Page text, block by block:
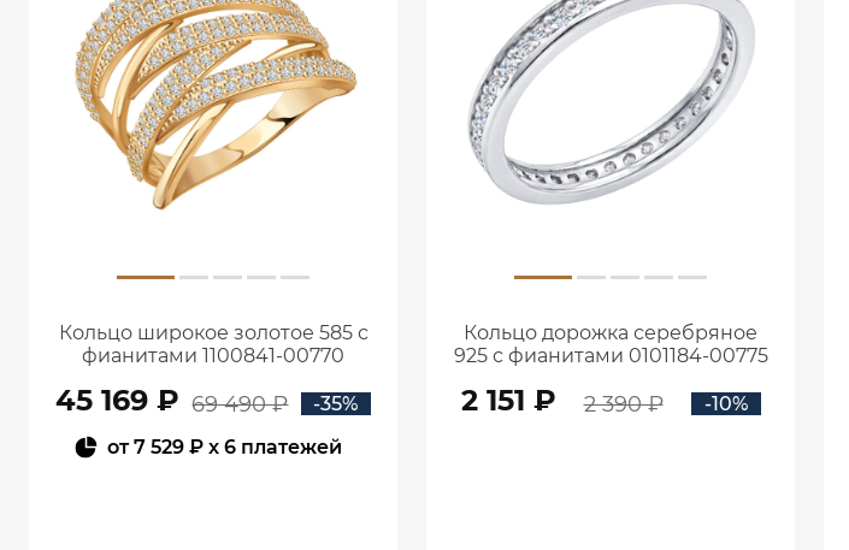
Кольцо широкое золотое 585 с
фианитами 1100841-00770
45 169 ₽ 69 490 ₽
-35%
от7 529 ₽ x 6 платежей
Кольцо дорожка серебряное
925 с фианитами 0101184-00775
2 151 ₽ 2 390 ₽ -10%